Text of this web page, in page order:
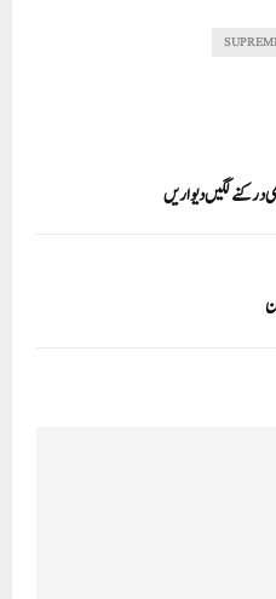
درکنے لگیں دیواریں